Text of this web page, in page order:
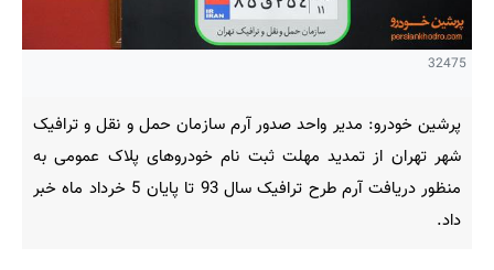
32475
پرشین خودرو: مدیر واحد صدور آرم سازمان حمل و نقل و ترافیک
شهر تهران از تمدید مهلت ثبت نام خودروهای پلاک عمومی به
منظور دریافت آرم طرح ترافیک سال 93 تا پایان 5 خرداد ماه خبر
داد.